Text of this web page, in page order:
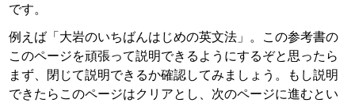
です。
例えば「大岩のいちばんはじめの英文法」。この参考書の
このページを頑張って説明できるようにするぞと思ったら
まず、閉じて説明できるか確認してみましょう。もし説明
できたらこのページはクリアとし、次のページに進むとい